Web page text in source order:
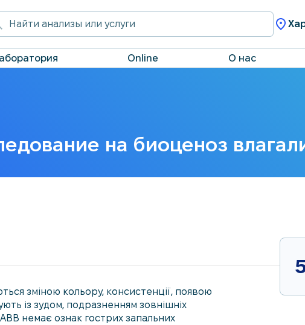
Online О нас
на биоценоз
зміною кольору, консистенції, появою
із зудом, подразненням зовнішніх
немає ознак гострих запальних